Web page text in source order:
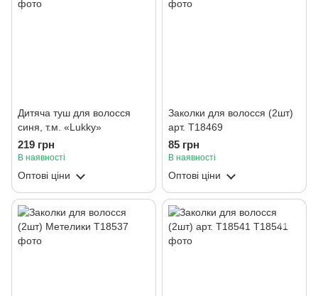
Дитяча туш для волосся
синя, т.м. «Lukky»
219 грн
В наявності
Оптові ціни
Заколки для волосся (2шт)
арт. T18469
85 грн
В наявності
Оптові ціни